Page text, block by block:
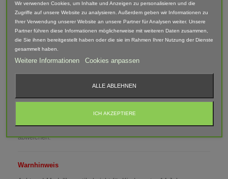
Passend für:
- Siku 6794 - Claas Xerion 5000 TRAC VC Control 32 mit
Fernsteuerung
- Siku 6791 - Claas Xerion 5000 TRAC VC Control 32 mit App
Steuerung
enthalten.
nach bearbeitet. Daher können Form, Farbe und Ausführung
abweichen.
Warnhinweis
Wir verwenden Cookies, um Inhalte und Anzeigen zu personalisieren und die
Zugriffe auf unsere Website zu analysieren. Außerdem geben wir Informationen zu
Ihrer Verwendung unserer Website an unsere Partner für Analysen weiter. Unsere
Partner führen diese Informationen möglicherweise mit weiteren Daten zusammen,
die Sie ihnen bereitgestellt haben oder die sie im Rahmen Ihrer Nutzung der Dienste
gesammelt haben.
Weitere Informationen Cookies anpassen
ALLE ABLEHNEN
ICH AKZEPTIERE